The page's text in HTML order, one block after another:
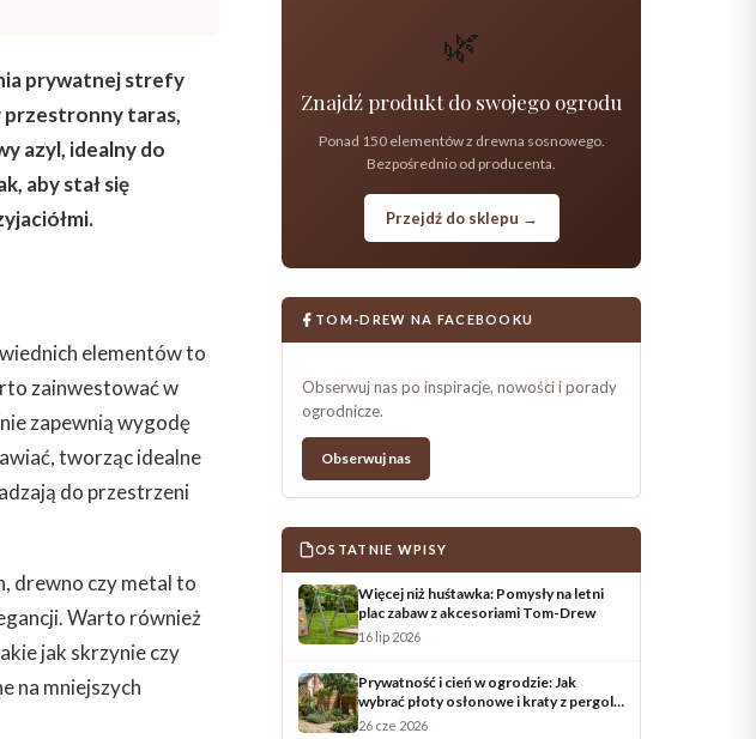
prywatnej strefy
przestronny taras,
azyl, idealny do
aby stał się
elementów to
zainwestować w
zapewnią wygodę
tworząc idealne
do przestrzeni
drewno czy metal to
Warto również
jak skrzynie czy
na mniejszych
🌿
Znajdź produkt do swojego ogrodu
Ponad 150 elementów z drewna sosnowego.
Bezpośrednio od producenta.
Przejdź do sklepu →
TOM-DREW NA FACEBOOKU
Obserwuj nas po inspiracje, nowości i porady
ogrodnicze.
Obserwuj nas
OSTATNIE WPISY
Więcej niż huśtawka: Pomysły na letni
plac zabaw z akcesoriami Tom-Drew
16 lip 2026
Prywatność i cień w ogrodzie: Jak
wybrać płoty osłonowe i kraty z pergolą
na lato?
26 cze 2026